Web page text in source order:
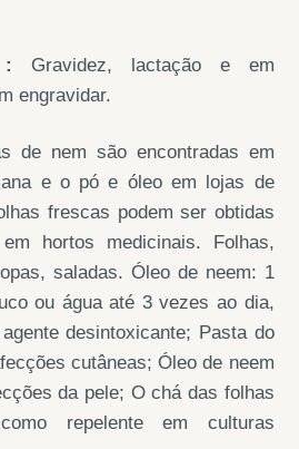
: Gravidez, lactação e em
engravidar.
de nem são encontradas em
e o pó e óleo em lojas de
frescas podem ser obtidas
hortos medicinais. Folhas,
saladas. Óleo de neem: 1
ou água até 3 vezes ao dia,
desintoxicante; Pasta do
cutâneas; Óleo de neem
da pele; O chá das folhas
repelente em culturas